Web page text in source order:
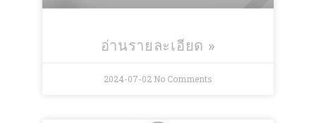
อ่านรายละเอียด »
2024-07-02 No Comments